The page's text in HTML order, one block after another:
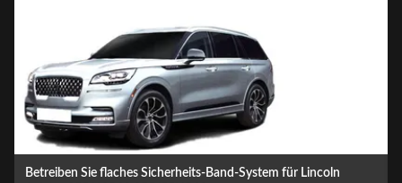
Betreiben Sie flaches Sicherheits-Band-System für Lincoln